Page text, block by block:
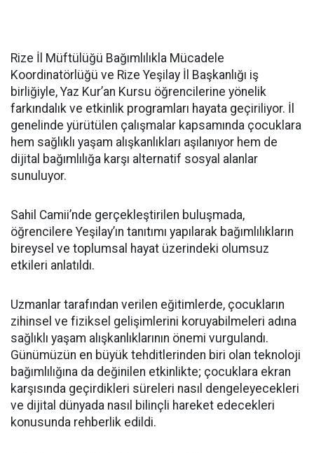
Rize İl Müftülüğü Bağımlılıkla Mücadele
Koordinatörlüğü ve Rize Yeşilay İl Başkanlığı iş
birliğiyle, Yaz Kur’an Kursu öğrencilerine yönelik
farkındalık ve etkinlik programları hayata geçiriliyor. İl
genelinde yürütülen çalışmalar kapsamında çocuklara
hem sağlıklı yaşam alışkanlıkları aşılanıyor hem de
dijital bağımlılığa karşı alternatif sosyal alanlar
sunuluyor.
Sahil Camii’nde gerçekleştirilen buluşmada,
öğrencilere Yeşilay’ın tanıtımı yapılarak bağımlılıkların
bireysel ve toplumsal hayat üzerindeki olumsuz
etkileri anlatıldı.
Uzmanlar tarafından verilen eğitimlerde, çocukların
zihinsel ve fiziksel gelişimlerini koruyabilmeleri adına
sağlıklı yaşam alışkanlıklarının önemi vurgulandı.
Günümüzün en büyük tehditlerinden biri olan teknoloji
bağımlılığına da değinilen etkinlikte; çocuklara ekran
karşısında geçirdikleri süreleri nasıl dengeleyecekleri
ve dijital dünyada nasıl bilinçli hareket edecekleri
konusunda rehberlik edildi.